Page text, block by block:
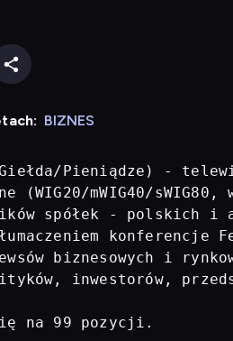
BIZNES
Giełda/Pieniądze) -
(WIG20/mWIG40/
spółek - polskich i
konferencje
biznesowych i
inwestorów,
na 99 pozycji.